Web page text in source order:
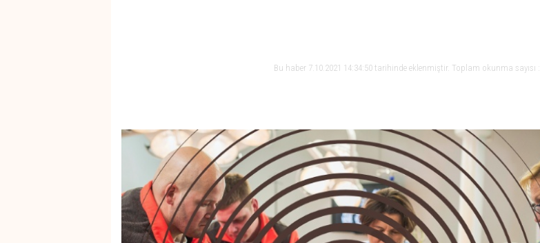
Bu haber 7.10.2021 14:34:50 tarihinde eklenmiştir. Toplam okunma sayısı :